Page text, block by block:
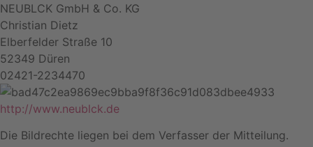
NEUBLCK GmbH & Co. KG
Christian Dietz
Elberfelder Straße 10
52349 Düren
02421-2234470
http://www.neublck.de
Die Bildrechte liegen bei dem Verfasser der Mitteilung.